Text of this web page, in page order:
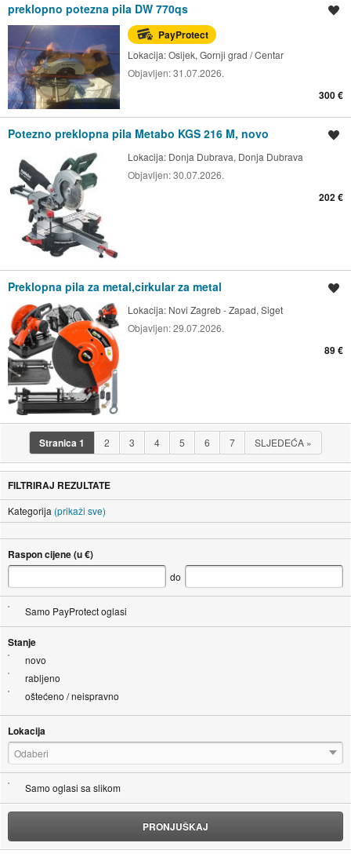
preklopno potezna pila DW 770qs
PayProtect
Lokacija:Osijek, Gornji grad / Centar
Objavljen:31.07.2026.
300 €
Potezno preklopna pila Metabo KGS 216 M, novo
Lokacija: Donja Dubrava, Donja Dubrava
Objavljen:30.07.2026.
202 €
Preklopna pila za metal,cirkular za metal
Lokacija: Novi Zagreb - Zapad, Siget
Objavljen:29.07.2026.
89 €
Stranica1 2 3 4 5 6 7 SLJEDEĆA »
FILTRIRAJ REZULTATE
Kategorija (prikaži sve)
Raspon cijene (u €)
do
Samo PayProtect oglasi
Stanje
novo
rabljeno
oštećeno / neispravno
Lokacija
Odaberi
Samo oglasi sa slikom
PRONJUŠKAJ